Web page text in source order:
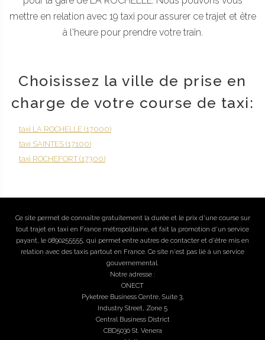
mettre en relation avec 19 taxi pour assurer ce trajet et être
à l'heure pour prendre votre train.
Choisissez la ville de prise en
charge de votre course de taxi:
taxi LA ROCHELLE (17000)
taxi SAINTES (17100)
taxi ROCHEFORT (17300)
Ce site permet de connaître gratuitement la durée et le prix d'une course sur
tout trajet en taxi en France métropolitaine, et fait la promotion d'un service
payant, le 0890255555, qui permet entre autres de contacter et d'être mis en
relation avec des taxis partout en France. Ce site n'est pas lié à un service
gouvernemental.
Notre adresse :
ONECT
Pyketree Business Centre, Suite 3,
Industry Street, Zone 5
Central Business District
CBD5030 St. Venera